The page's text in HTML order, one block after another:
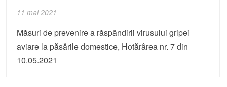
11 mai 2021
Măsuri de prevenire a răspândirii virusului gripei
aviare la păsările domestice, Hotărârea nr. 7 din
10.05.2021